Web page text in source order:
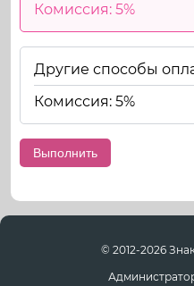
Комиссия: 5%
Другие способы
Комиссия: 5%
© 2012-2026